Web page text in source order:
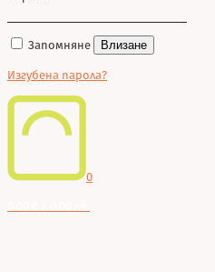
Запомняне Влизане
Изгубена парола?
0